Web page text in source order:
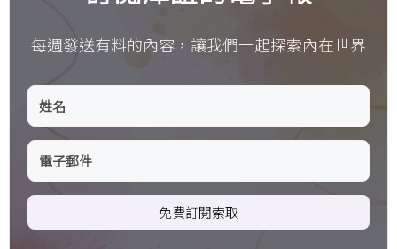
每週發送有料的內容，讓我們一起探索內在世界
免費訂閱索取